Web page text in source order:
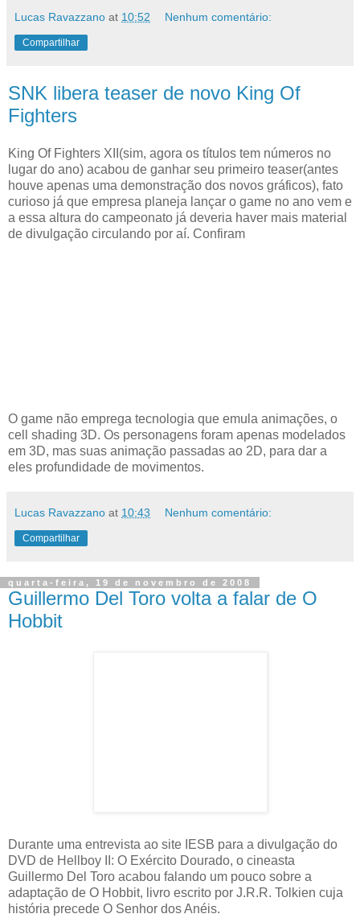
Lucas Ravazzano at 10:52 Nenhum comentário:
Compartilhar
SNK libera teaser de novo King Of
Fighters
King Of Fighters XII(sim, agora os títulos tem números no
lugar do ano) acabou de ganhar seu primeiro teaser(antes
houve apenas uma demonstração dos novos gráficos), fato
curioso já que empresa planeja lançar o game no ano vem e
a essa altura do campeonato já deveria haver mais material
de divulgação circulando por aí. Confiram
O game não emprega tecnologia que emula animações, o
cell shading 3D. Os personagens foram apenas modelados
em 3D, mas suas animação passadas ao 2D, para dar a
eles profundidade de movimentos.
Lucas Ravazzano at 10:43 Nenhum comentário:
Compartilhar
quarta-feira, 19 de novembro de 2008
Guillermo Del Toro volta a falar de O
Hobbit
Durante uma entrevista ao site IESB para a divulgação do
DVD de Hellboy II: O Exército Dourado, o cineasta
Guillermo Del Toro acabou falando um pouco sobre a
adaptação de O Hobbit, livro escrito por J.R.R. Tolkien cuja
história precede O Senhor dos Anéis.